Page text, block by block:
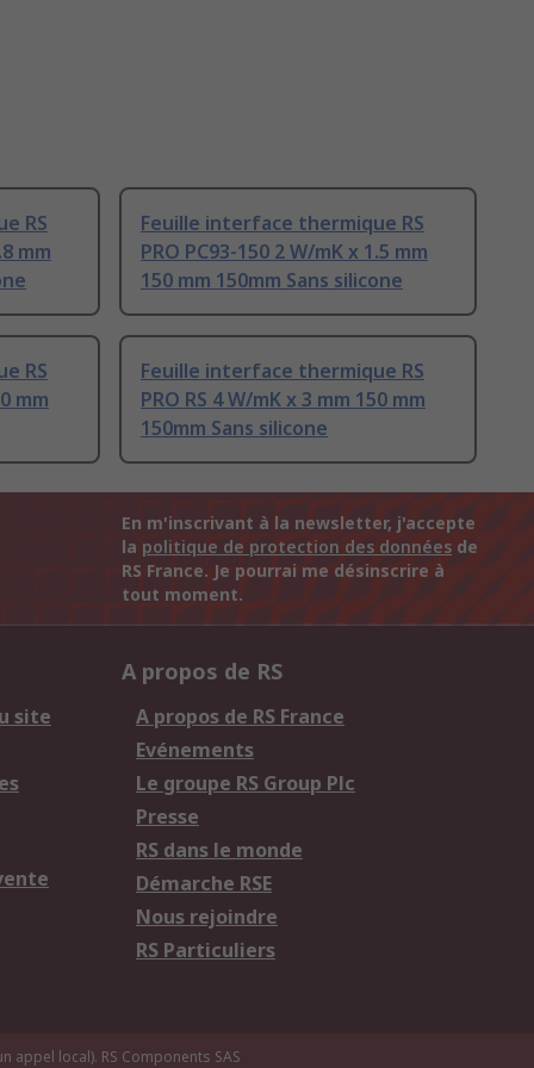
RS
mm
Feuille interface thermique RS
PRO PC93-150 2 W/mK x 1.5 mm
150 mm 150mm Sans silicone
RS
mm
Feuille interface thermique RS
PRO RS 4 W/mK x 3 mm 150 mm
150mm Sans silicone
En m'inscrivant à la newsletter, j'accepte
la politique de protection des données de
RS France. Je pourrai me désinscrire à
tout moment.
site
A propos de RS
A propos de RS France
Evénements
Le groupe RS Group Plc
Presse
RS dans le monde
Démarche RSE
Nous rejoindre
RS Particuliers
appel local). RS Components SAS